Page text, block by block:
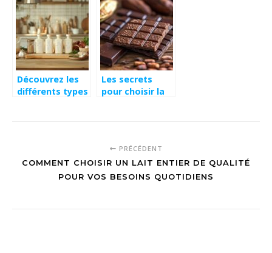
snickers pour
une soirée
gourmande
pour preserver
leur couleur et
leur croquant :
le timing parfait
Découvrez les
différents types
Les secrets
pour choisir la
PRÉCÉDENT
COMMENT CHOISIR UN LAIT ENTIER DE QUALITÉ
POUR VOS BESOINS QUOTIDIENS